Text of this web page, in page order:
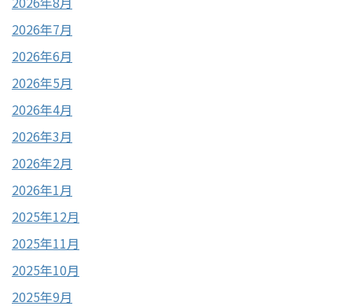
2026年7月
2026年6月
2026年5月
2026年4月
2026年3月
2026年2月
2026年1月
2025年12月
2025年11月
2025年10月
2025年9月